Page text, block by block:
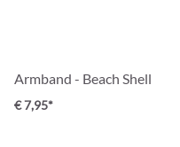
Armband - Beach Shell
€ 7,95*